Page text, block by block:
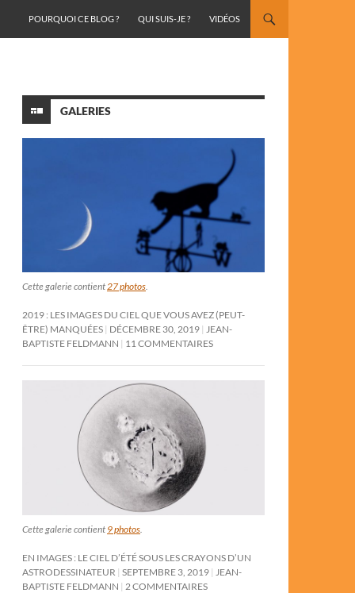
POURQUOI CE BLOG ?
QUI SUIS-JE ? VIDÉOS
GALERIES
Cette galerie contient27 photos.
2019 : LES IMAGES DU CIEL QUE VOUS AVEZ (PEUT-
ÊTRE) MANQUÉES DÉCEMBRE 30, 2019 JEAN-
BAPTISTE FELDMANN
11 COMMENTAIRES
Cette galerie contient 9 photos
EN IMAGES : LE CIEL D’ÉTÉ SOUS LES CRAYONS D’UN
ASTRODESSINATEUR SEPTEMBRE 3, 2019
JEAN-
BAPTISTE FELDMANN
2 COMMENTAIRES